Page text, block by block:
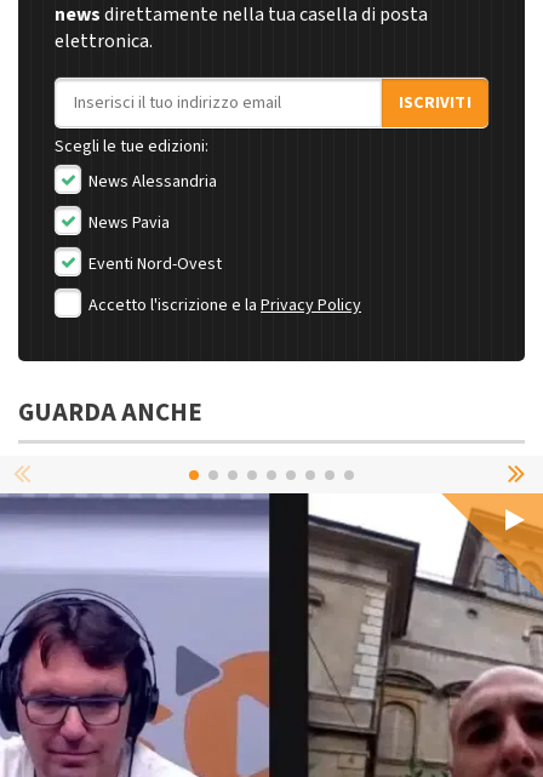
newsdirettamente nella tua casella di posta
elettronica.
Indirizzo email
ISCRIVITI
Scegli le tue edizioni:
News Alessandria
News Pavia
Eventi Nord-Ovest
Accetto l'iscrizione e la Privacy Policy
GUARDA ANCHE